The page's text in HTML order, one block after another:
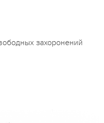
захоронений